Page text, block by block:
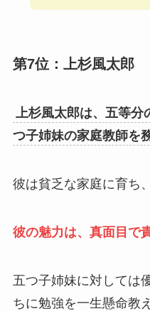
第7位：上杉風太郎
上杉風太郎は、五等分
つ子姉妹の家庭教師を
彼は貧乏な家庭に育ち
彼の魅力は、真面目で
五つ子姉妹に対しては
ちに勉強を一生懸命教